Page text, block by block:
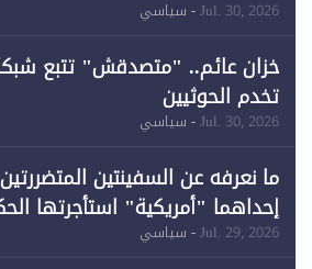
لـ"الطاقة المتجددة" (1)
Jul. 30, 2026- سياسي
خزان عائم.. "متصدقش" تتبع
تخدم الحوثيين
Jul. 30, 2026- سياسي
ما نعرفه عن السفينتين
إحداهما "أمريكية" استأجرتها
احتياجات الطاقة
Jul. 29, 2026- سياسي